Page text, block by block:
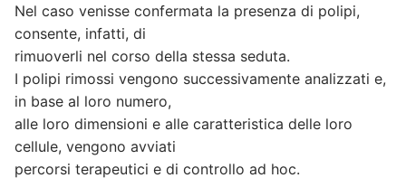
Nel caso venisse confermata la presenza di polipi,
consente, infatti, di
rimuoverli nel corso della stessa seduta.
I polipi rimossi vengono successivamente analizzati e,
in base al loro numero,
alle loro dimensioni e alle caratteristica delle loro
cellule, vengono avviati
percorsi terapeutici e di controllo ad hoc.